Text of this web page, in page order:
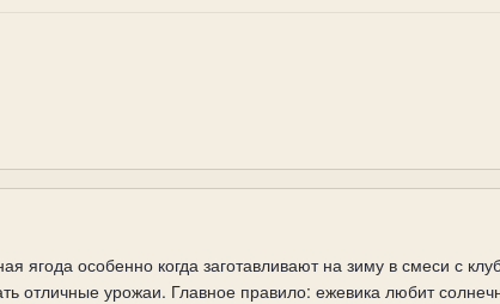
ягода особенно когда заготавливают на зиму в смеси с
отличные урожаи. Главное правило: ежевика любит